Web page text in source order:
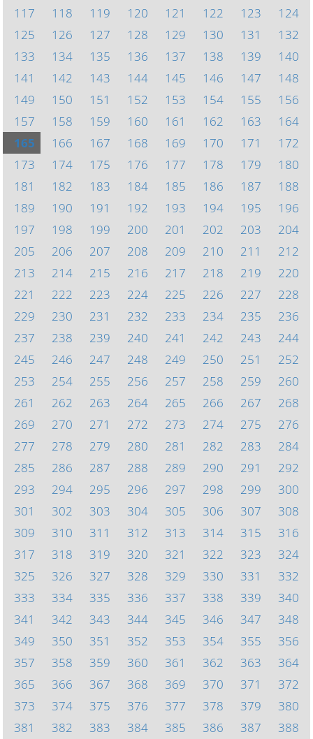
117
118 119 120 121 122 123
124
125
126 127 128 129 130 131
132
133
134 135 136 137 138 139
140
141
142 143 144 145 146 147
148
149
150 151 152 153 154 155
156
157
158 159 160 161 162 163
164
165
166 167 168 169 170 171
172
173
174 175 176 177 178 179
180
181
182 183 184 185 186 187
188
189
190 191 192 193 194 195
196
197
198 199 200 201 202 203
204
205
206 207 208 209 210 211
212
213
214 215 216 217 218 219
220
221
222 223 224 225 226 227
228
229
230 231 232 233 234 235
236
237
238 239 240 241 242 243
244
245
246 247 248 249 250 251
252
253
254 255 256 257 258 259
260
261
262 263 264 265 266 267
268
269
270 271 272 273 274 275
276
277
278 279 280 281 282 283
284
285
286 287 288 289 290 291
292
293
294 295 296 297 298 299
300
301
302 303 304 305 306 307
308
309
310 311 312 313 314 315
316
317
318 319 320 321 322 323
324
325
326 327 328 329 330 331
332
333
334 335 336 337 338 339
340
341
342 343 344 345 346 347
348
349
350 351 352 353 354 355
356
357
358 359 360 361 362 363
364
365
366 367 368 369 370 371
372
373
374 375 376 377 378 379
380
381
382 383 384 385 386 387 388